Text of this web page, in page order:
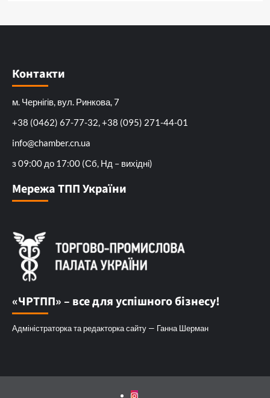
Контакти
м. Чернігів, вул. Ринкова, 7
+38 (0462) 67-77-32, +38 (095) 271-44-01
info@chamber.cn.ua
з 09:00 до 17:00 (Сб, Нд – вихідні)
Мережа ТПП України
«ЧРТПП» – все для успішного бізнесу!
Адміністраторка та редакторка сайту — Ганна Шерман